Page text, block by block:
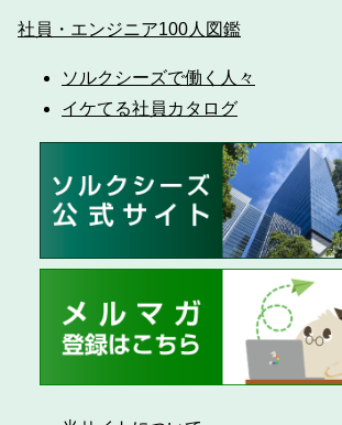
社員・エンジニア100人図鑑
ソルクシーズで働く人々
イケてる社員カタログ